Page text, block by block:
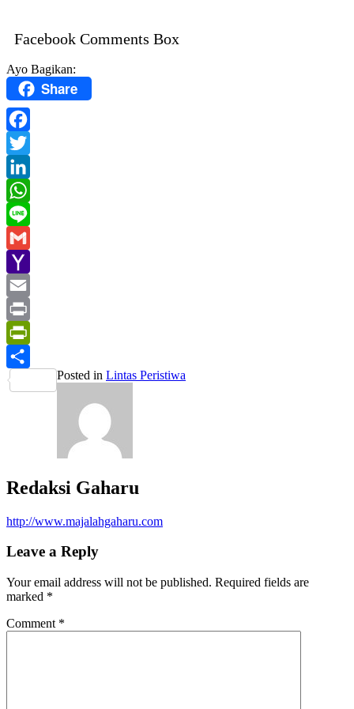
Facebook Comments Box
Ayo Bagikan:
Share
Facebook
Twitter
LinkedIn
WhatsApp
Line
Gmail
Yahoo
Mail
Email
Print
PrintFriendly
Share
Posted in Lintas Peristiwa
Redaksi Gaharu
http://www.majalahgaharu.com
Leave a Reply
Your email address will not be published. Required fields are
marked *
Comment *